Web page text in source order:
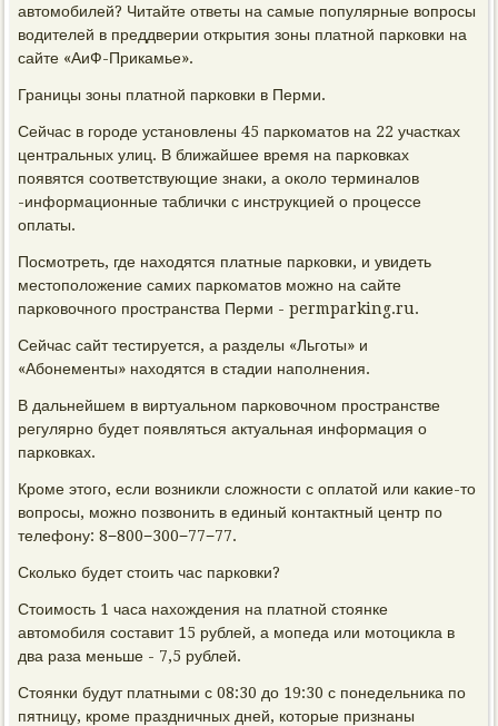
автомобилей? Читайте ответы на самые популярные вопросы
водителей в преддверии открытия зоны платной парковки на
сайте «АиФ-Прикамье».
Границы зоны платной парковки в Перми.
Сейчас в городе установлены 45 паркоматов на 22 участках
центральных улиц. В ближайшее время на парковках
появятся соответствующие знаки, а около терминалов
-информационные таблички с инструкцией о процессе
оплаты.
Посмотреть, где находятся платные парковки, и увидеть
местоположение самих паркоматов можно на сайте
парковочного пространства Перми - permparking.ru.
Сейчас сайт тестируется, а разделы «Льготы» и
«Абонементы» находятся в стадии наполнения.
В дальнейшем в виртуальном парковочном пространстве
регулярно будет появляться актуальная информация о
парковках.
Кроме этого, если возникли сложности с оплатой или какие-то
вопросы, можно позвонить в единый контактный центр по
телефону: 8−800−300−77−77.
Сколько будет стоить час парковки?
Стоимость 1 часа нахождения на платной стоянке
автомобиля составит 15 рублей, а мопеда или мотоцикла в
два раза меньше - 7,5 рублей.
Стоянки будут платными с 08:30 до 19:30 с понедельника по
пятницу, кроме праздничных дней, которые признаны